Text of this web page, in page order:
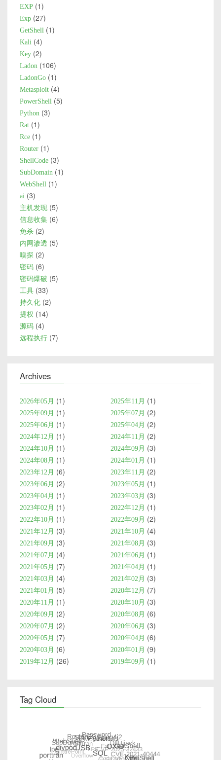
EXP 1
Exp 27
GetShell 1
Kali 4
Key 2
Ladon 106
LadonGo 1
Metasploit 4
PowerShell 5
Python 3
Rat 1
Rce 1
Router 1
ShellCode 3
SubDomain 1
WebShell 1
ai 3
主机发现 5
信息收集 6
免杀 2
内网渗透 5
嗅探 2
密码 6
密码爆破 5
工具 33
持久化 2
提权 14
源码 4
远程执行 7
Archives
2026年05月 1 2025年11月 1
2025年09月 1 2025年07月 2
2025年06月 1 2025年04月 2
2024年12月 1 2024年11月 2
2024年10月 1 2024年09月 3
2024年08月 1 2024年01月 1
2023年12月 6 2023年11月 2
2023年06月 2 2023年05月 1
2023年04月 1 2023年03月 3
2023年02月 1 2022年12月 1
2022年10月 1 2022年09月 2
2021年12月 3 2021年10月 4
2021年09月 3 2021年08月 3
2021年07月 4 2021年06月 1
2021年05月 7 2021年04月 1
2021年03月 4 2021年02月 3
2021年01月 5 2020年12月 7
2020年11月 1 2020年10月 3
2020年09月 2 2020年08月 6
2020年07月 2 2020年06月 3
2020年05月 7 2020年04月 6
2020年03月 6 2020年01月 9
2019年12月 26 2019年09月 1
Tag Cloud